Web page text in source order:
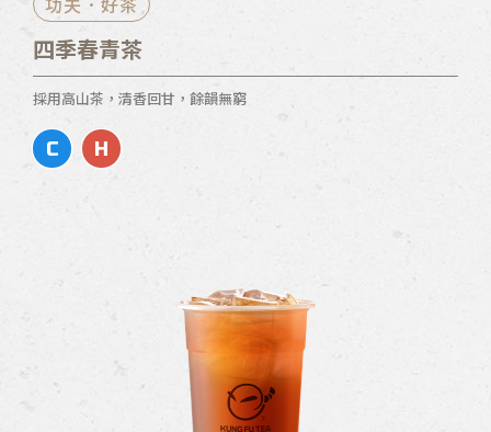
功夫．好茶
四季春青茶
採用高山茶，清香回甘，餘韻無窮
C H